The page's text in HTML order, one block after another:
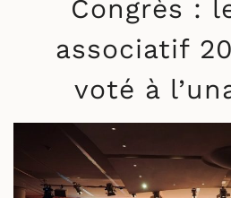
Congrès :
associatif
voté à